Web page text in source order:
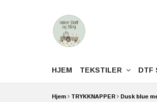
Hjem TRYKKNAPPER Dusk blue
HJEM TEKSTILER DTF